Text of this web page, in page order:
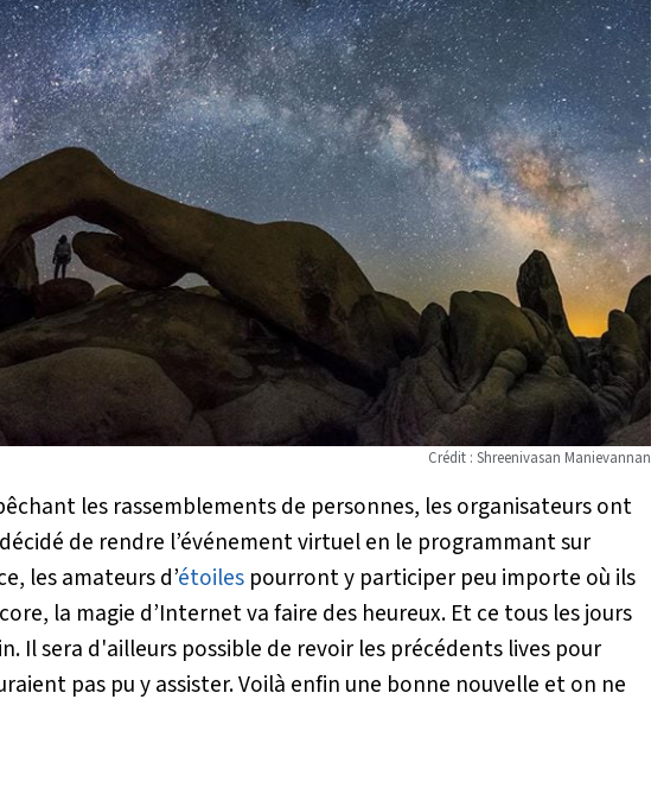
Crédit : Shreenivasan Manievannan
les rassemblements de personnes, les organisateurs ont
de rendre l’événement virtuel en le programmant sur
les amateurs d’étoiles pourront y participer peu importe où ils
la magie d’Internet va faire des heureux. Et ce tous les jours
Il sera d'ailleurs possible de revoir les précédents lives pour
pas pu y assister. Voilà enfin une bonne nouvelle et on ne